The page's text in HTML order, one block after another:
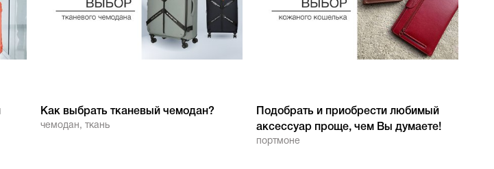
Как выбрать тканевый чемодан?
чемодан, ткань
Подобрать и приобрести любимый
аксессуар проще, чем Вы думаете!
портмоне